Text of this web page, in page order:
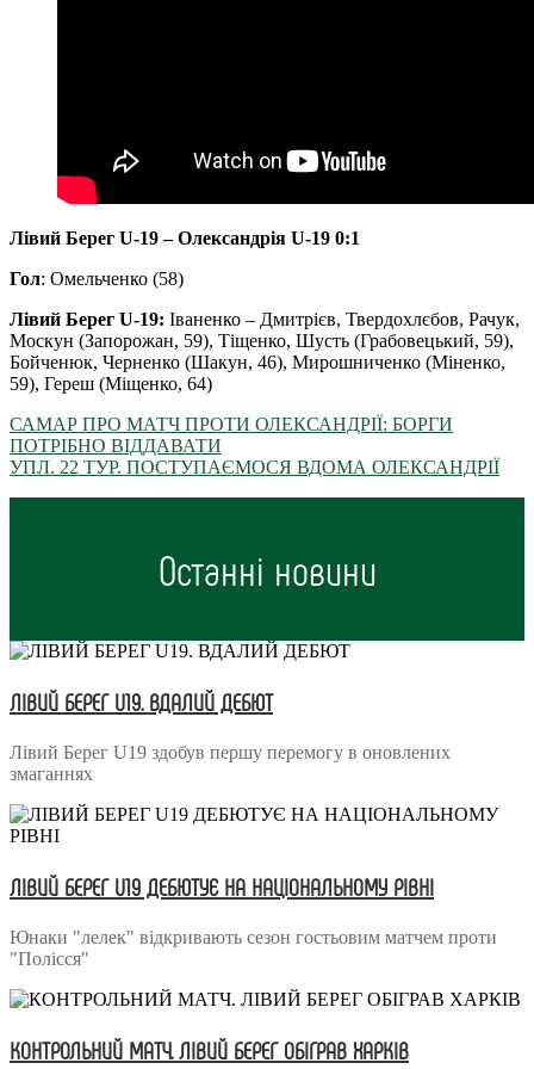
Лівий Берег U-19 – Олександрія U-19 0:1
Гол: Омельченко (58)
Лівий Берег U-19: Іваненко – Дмитрієв, Твердохлєбов, Рачук,
Москун (Запорожан, 59), Тіщенко, Шусть (Грабовецький, 59),
Бойченюк, Черненко (Шакун, 46), Мирошниченко (Міненко,
59), Гереш (Міщенко, 64)
САМАР ПРО МАТЧ ПРОТИ ОЛЕКСАНДРІЇ: БОРГИ
ПОТРІБНО ВІДДАВАТИ
УПЛ. 22 ТУР. ПОСТУПАЄМОСЯ ВДОМА ОЛЕКСАНДРІЇ
Останні новини
ЛІВИЙ БЕРЕГ U19. ВДАЛИЙ ДЕБЮТ
Лівий Берег U19 здобув першу перемогу в оновлених
змаганнях
ЛІВИЙ БЕРЕГ U19 ДЕБЮТУЄ НА НАЦІОНАЛЬНОМУ РІВНІ
Юнаки "лелек" відкривають сезон гостьовим матчем проти
"Полісся"
КОНТРОЛЬНИЙ МАТЧ. ЛІВИЙ БЕРЕГ ОБІГРАВ ХАРКІВ